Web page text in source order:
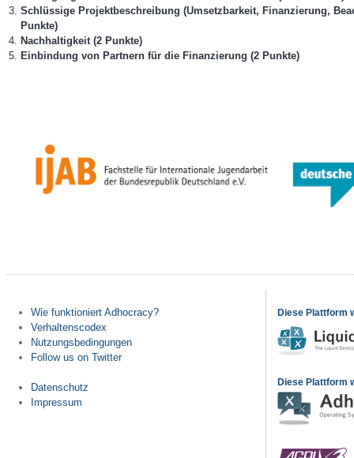
Schlüssige Projektbeschreibung (Umsetzbarkeit, Finanzierung,
Punkte)
Nachhaltigkeit (2 Punkte)
Einbindung von Partnern für die Finanzierung (2 Punkte)
Wie funktioniert Adhocracy?
Verhaltenscodex
Nutzungsbedingungen
Follow us on Twitter
Datenschutz
Impressum
Diese Plattform
Diese Plattform